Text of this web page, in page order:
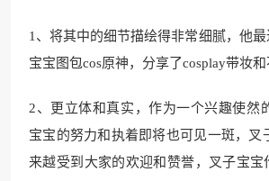
1、将其中的细节描绘得非常细腻，他
宝宝图包cos原神，分享了cosplay带妆和
2、更立体和真实，作为一个兴趣使然
宝宝的努力和执着即将也可见一斑，叉
来越受到大家的欢迎和赞誉，叉子宝宝